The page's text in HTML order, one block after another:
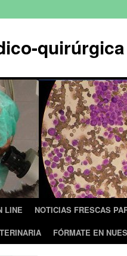
LINE NOTICIAS FRESCAS
FÓRMATE EN